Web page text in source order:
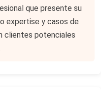
que presente su
expertise y casos de
clientes potenciales